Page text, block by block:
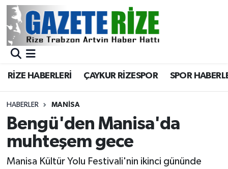
RİZE HABERLERİ ÇAYKUR RİZESPOR SPOR
HABERLER MANISA
Bengü'den Manisa'da
muhteşem gece
Manisa Kültür Yolu Festivali'nin ikinci gününde
BÖLGEMİZ
Asayiş
Rize Jandarma Komutanlığı
Bilim Teknoloji
Merkez Nöbetçi Eczaneler
Merkez Trafik Yoğunluk Haritası
Süper Lig Puan Durumu ve Fikstür
Tüm Manşetler